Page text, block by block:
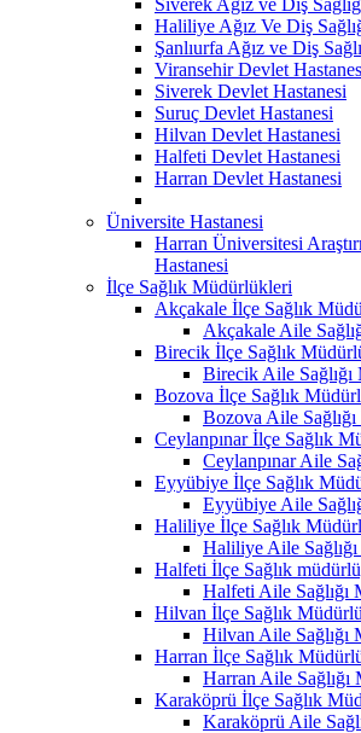
Haliliye Ağız Ve Diş
Şanlıurfa Ağız ve Diş
Viransehir Devlet
Siverek Devlet Hastanesi
Suruç Devlet Hastanesi
Hilvan Devlet Hastanesi
Halfeti Devlet Hastanesi
Harran Devlet Hastanesi
Üniversite Hastanesi
Harran Üniversitesi
Hastanesi
İlçe Sağlık Müdürlükleri
Akçakale İlçe Sağlık
Akçakale Aile
Birecik İlçe Sağlık
Birecik Aile Sağlığı
Bozova İlçe Sağlık
Bozova Aile
Ceylanpınar İlçe Sağlık
Ceylanpınar Aile
Eyyübiye İlçe Sağlık
Eyyübiye Aile
Haliliye İlçe Sağlık
Haliliye Aile
Halfeti İlçe Sağlık
Halfeti Aile Sağlığı
Hilvan İlçe Sağlık
Hilvan Aile Sağlığı
Harran İlçe Sağlık
Harran Aile Sağlığı
Karaköprü İlçe Sağlık
Karaköprü Aile